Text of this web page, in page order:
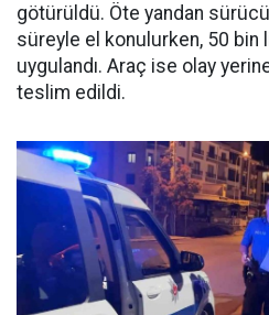
götürüldü. Öte yandan
süreyle el konulurken, 50 bin
uygulandı. Araç ise olay
teslim edildi.